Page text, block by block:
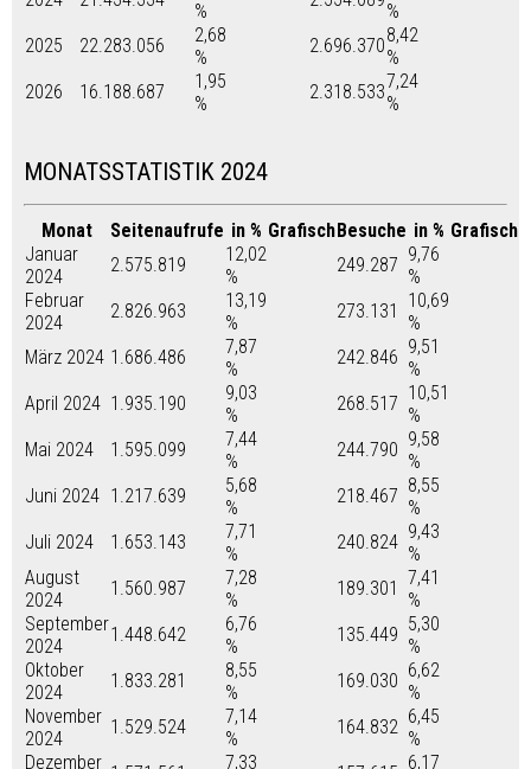
%
%
2025
22.283.056
2,68
%
2.696.3708,42
%
2026
16.188.687
1,95
%
2.318.5337,24
%
MONATSSTATISTIK 2024
Monat Seitenaufrufe in % GrafischBesuche in % Grafisch
Januar
2024
2.575.819
12,02
%
249.287 9,76
%
Februar
2024
2.826.963
13,19
%
273.131
10,69
%
März 2024 1.686.486
7,87
%
242.846 9,51
%
April 2024 1.935.190
9,03
%
268.517 10,51
%
Mai 2024
1.595.099
7,44
%
244.790 9,58
%
Juni 2024 1.217.639
5,68
%
218.467 8,55
%
Juli 2024
1.653.143
7,71
%
240.824 9,43
%
August
2024
1.560.987
7,28
%
189.301 7,41
%
September
2024
1.448.642
6,76
%
135.449 5,30
%
Oktober
2024
1.833.281
8,55
%
169.030 6,62
%
November
2024
1.529.524
7,14
%
164.832 6,45
%
Dezember
7,33 6,17